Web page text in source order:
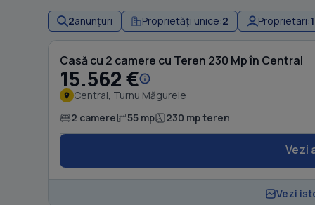
2anunțuri Proprietăți unice:2 Proprietari:1
Casă cu 2 camere cu Teren 230 Mp în Central
15.562 €
Central, Turnu Măgurele
2 camere 55 mp 230 mp teren
Vezi
Vezi